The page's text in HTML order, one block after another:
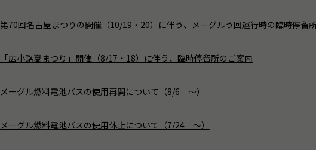
第70回名古屋まつりの開催（10/19・20）に伴う、メーグルう回運行時の臨時停留
「広小路夏まつり」開催（8/17・18）に伴う、臨時停留所のご案内
メーグル燃料電池バスの使用再開について（8/6 ～）
メーグル燃料電池バスの使用休止について（7/24 ～）